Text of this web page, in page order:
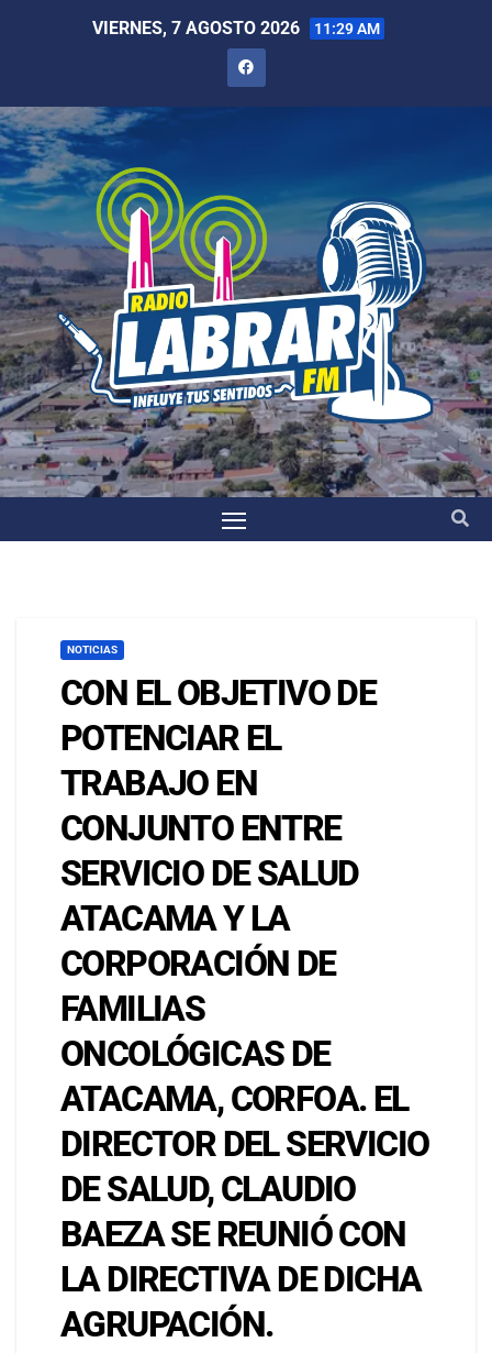
VIERNES, 7 AGOSTO 2026 11:29 AM
NOTICIAS
CON EL OBJETIVO DE
POTENCIAR EL
TRABAJO EN
CONJUNTO ENTRE
SERVICIO DE SALUD
ATACAMA Y LA
CORPORACIÓN DE
FAMILIAS
ONCOLÓGICAS DE
ATACAMA, CORFOA. EL
DIRECTOR DEL SERVICIO
DE SALUD, CLAUDIO
BAEZA SE REUNIÓ CON
LA DIRECTIVA DE DICHA
AGRUPACIÓN.